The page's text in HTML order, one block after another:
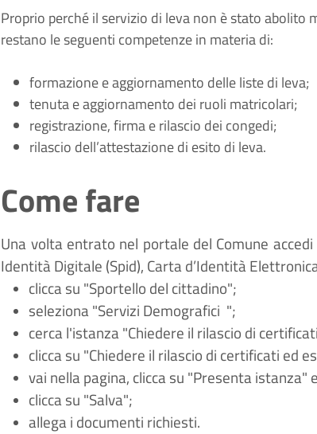
Proprio perché il servizio di leva non è stato abolito
restano le seguenti competenze in materia di:
formazione e aggiornamento delle liste di leva;
tenuta e aggiornamento dei ruoli matricolari;
registrazione, firma e rilascio dei congedi;
rilascio dell’attestazione di esito di leva.
Come fare
Una volta entrato nel portale del Comune
Identità Digitale (Spid), Carta d’Identità
clicca su "Sportello del cittadino";
seleziona "Servizi Demografici ";
cerca l'istanza "Chiedere il rilascio di
clicca su "Chiedere il rilascio di certificati ed
vai nella pagina, clicca su "Presenta istanza"
clicca su "Salva";
allega i documenti richiesti.